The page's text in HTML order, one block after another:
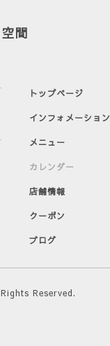
間
トップページ
インフォメーション
メニュー
カレンダー
店舗情報
クーポン
ブログ
Reserved.